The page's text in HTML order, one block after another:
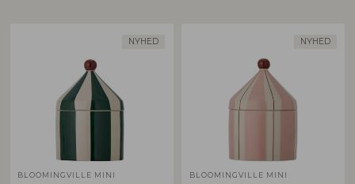
NYHED
BLOOMINGVILLE MINI
NYHED
BLOOMINGVILLE MINI